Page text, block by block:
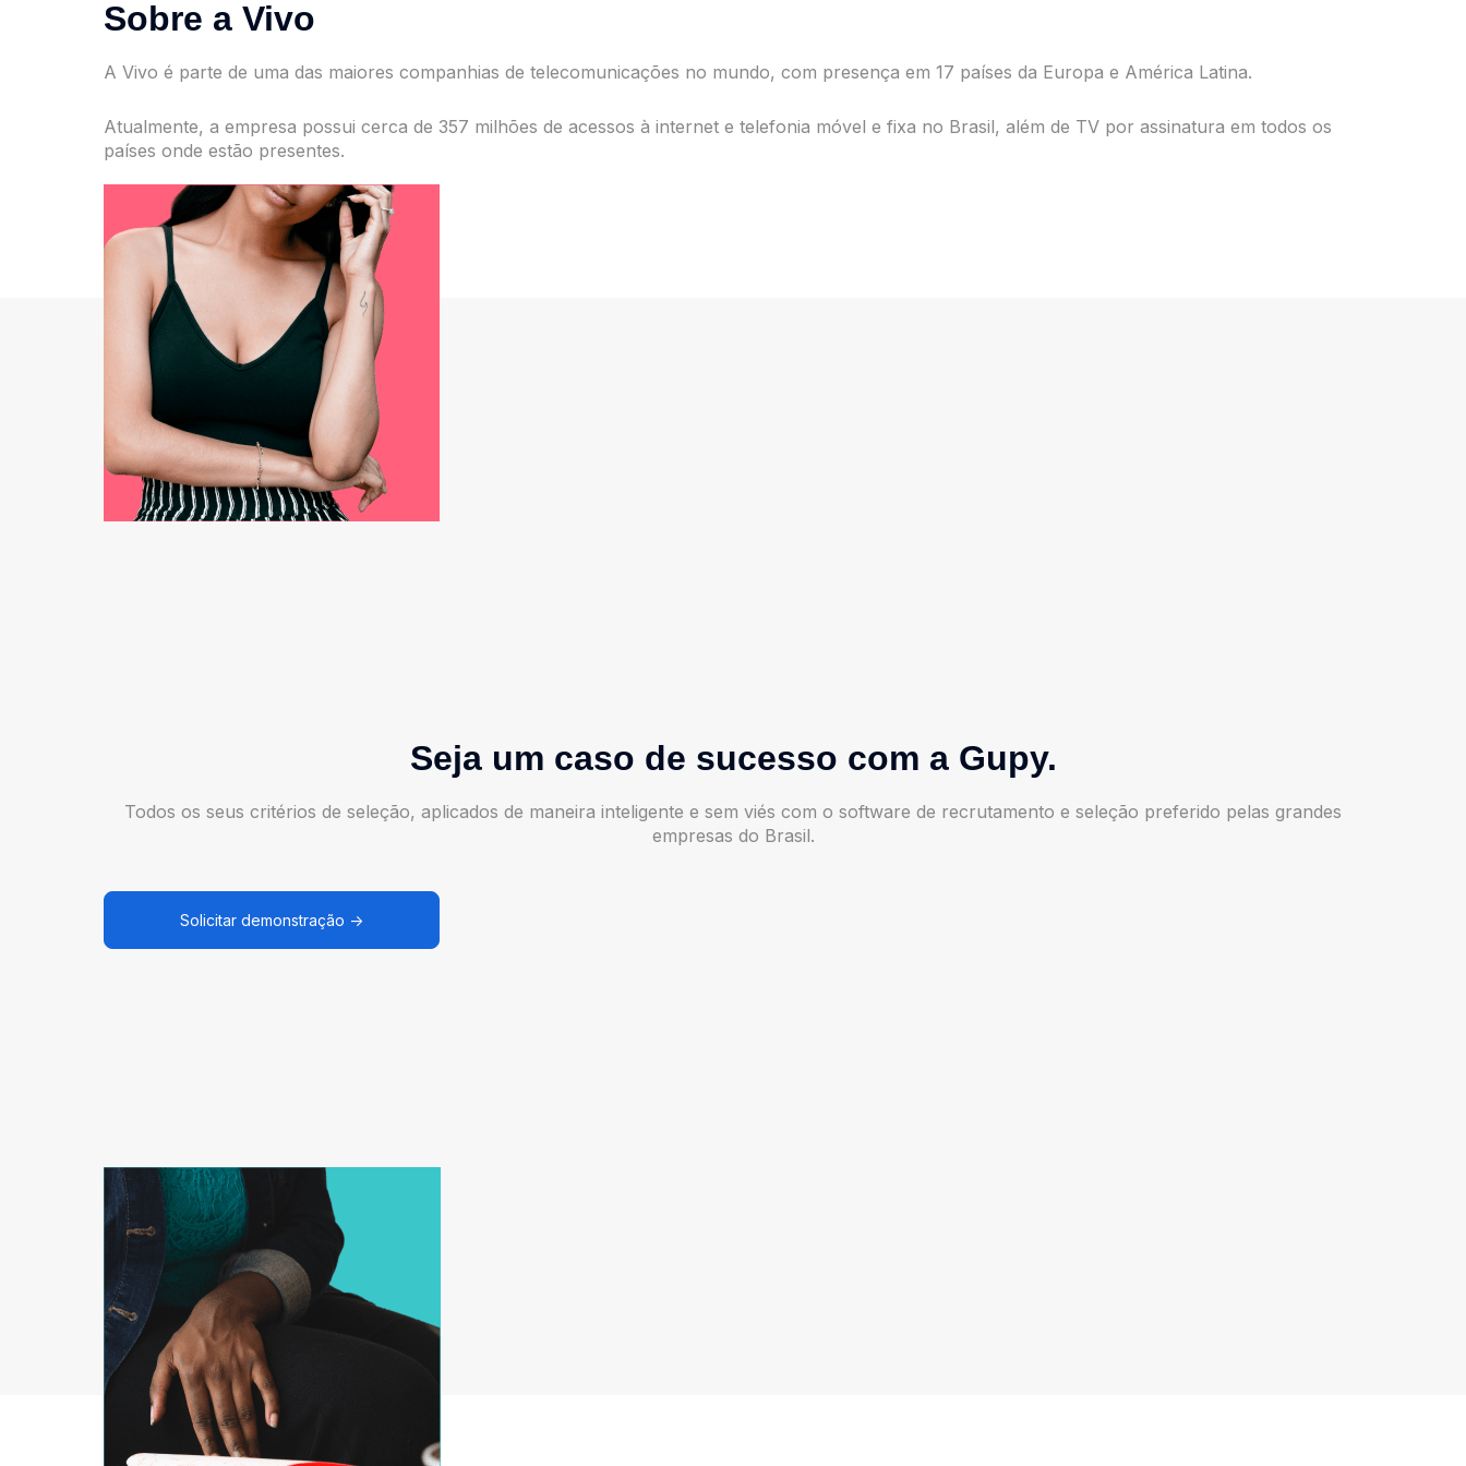
Sobre a Vivo
A Vivo é parte de uma das maiores companhias de telecomunicações no mundo, com presença em 17 países da Europa e América Latina.
Atualmente, a empresa possui cerca de 357 milhões de acessos à internet e telefonia móvel e fixa no Brasil, além de TV por assinatura em todos os
países onde estão presentes.
Seja um caso de sucesso com a Gupy.
Todos os seus critérios de seleção, aplicados de maneira inteligente e sem viés com o software de recrutamento e seleção preferido pelas grandes
empresas do Brasil.
Solicitar demonstração →